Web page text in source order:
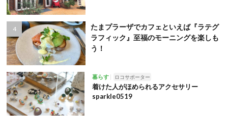
たまプラーザでカフェといえば『ラテグ
ラフィック』至福のモーニングを楽しも
う！
暮らす ロコサポーター
着けた人がほめられるアクセサリー
sparkle0519